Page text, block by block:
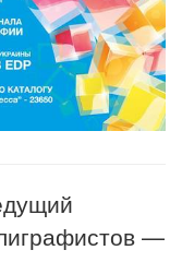
—